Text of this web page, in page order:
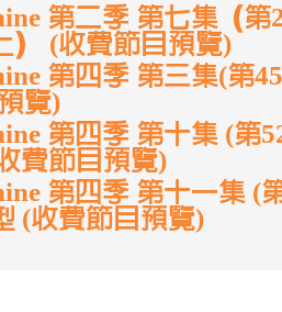
第二季 第七集（第
） (收費節目預覽)
第四季 第三集(第
覽)
第四季 第十集 (第
費節目預覽)
第四季 第十一集 (
(收費節目預覽)